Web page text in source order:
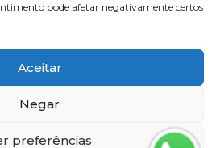
pode afetar negativamente certos
Aceitar
Negar
preferências
os direitos reservados.